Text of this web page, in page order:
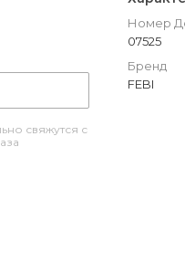
свяжутся с
Номер
07525
Бренд
FEBI